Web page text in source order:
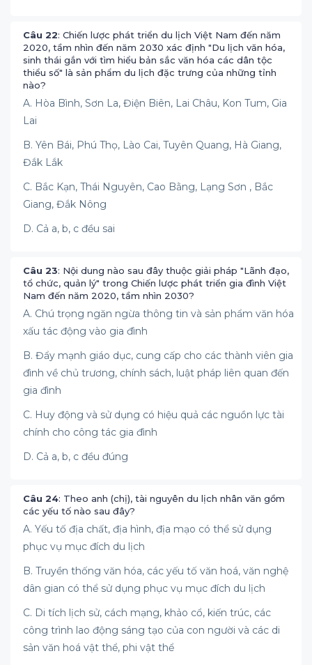
Câu 22: Chiến lược phát triển du lịch Việt Nam đến năm
2020, tầm nhìn đến năm 2030 xác định "Du lịch văn hóa,
sinh thái gắn với tìm hiểu bản sắc văn hóa các dân tộc
thiểu số" là sản phẩm du lịch đặc trưng của những tỉnh
nào?
A. Hòa Bình, Sơn La, Điện Biên, Lai Châu, Kon Tum, Gia
Lai
B. Yên Bái, Phú Thọ, Lào Cai, Tuyên Quang, Hà Giang,
Đắk Lắk
C. Bắc Kạn, Thái Nguyên, Cao Bằng, Lạng Sơn , Bắc
Giang, Đắk Nông
D. Cả a, b, c đều sai
Câu 23: Nội dung nào sau đây thuộc giải pháp "Lãnh đạo,
tổ chức, quản lý" trong Chiến lược phát triển gia đình Việt
Nam đến năm 2020, tầm nhìn 2030?
A. Chú trọng ngăn ngừa thông tin và sản phẩm văn hóa
xấu tác động vào gia đình
B. Đẩy mạnh giáo dục, cung cấp cho các thành viên gia
đình về chủ trương, chính sách, luật pháp liên quan đến
gia đình
C. Huy động và sử dụng có hiệu quả các nguồn lực tài
chính cho công tác gia đình
D. Cả a, b, c đều đúng
Câu 24: Theo anh (chị), tài nguyên du lịch nhân văn gồm
các yếu tố nào sau đây?
A. Yếu tố địa chất, địa hình, địa mạo có thể sử dụng
phục vụ mục đích du lịch
B. Truyền thống văn hóa, các yếu tố văn hoá, văn nghệ
dân gian có thể sử dụng phục vụ mục đích du lịch
C. Di tích lịch sử, cách mạng, khảo cổ, kiến trúc, các
công trình lao động sáng tạo của con người và các di
sản văn hoá vật thể, phi vật thể